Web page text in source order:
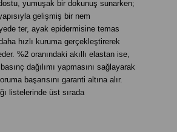
yumuşak bir dokunuş sunarken;
gelişmiş bir nem
ter, ayak epidermisine temas
hızlı kuruma gerçekleştirerek
%2 oranındaki akıllı elastan ise,
dağılımı yapmasını sağlayarak
başarısını garanti altına alır.
listelerinde üst sırada